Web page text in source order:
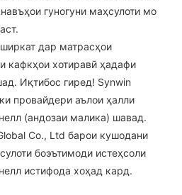
гуногуни маҳсулоти мо
дар матрасҳои
кафкҳои хотиравӣ ҳадафи
Иқтибос гиред! Synwin
провайдери аълои ҳалли
(андозаи малика) шавад.
Co., Ltd барои кушодани
боэътимоди истеҳсоли
истифода хоҳад кард.